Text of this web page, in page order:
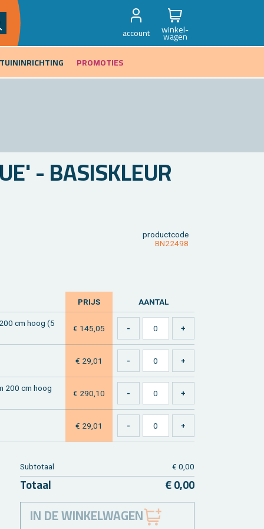
account winkel-
wagen
TUININRICHTING PROMOTIES
- BA­SIS­KLEUR
product­code
BN22498
PRIJS AAN­TAL
cm hoog (5
€ 145,05
€ 29,01
200 cm hoog
€ 290,10
€ 29,01
Sub­to­taal € 0,00
To­taal € 0,00
IN DE WINKELWAGEN